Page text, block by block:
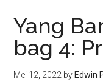
Yang
bag 4:
Mei 12, 2022 by Edwin